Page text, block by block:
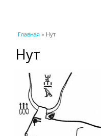
Вы здесь
Главная » Нут
Нут